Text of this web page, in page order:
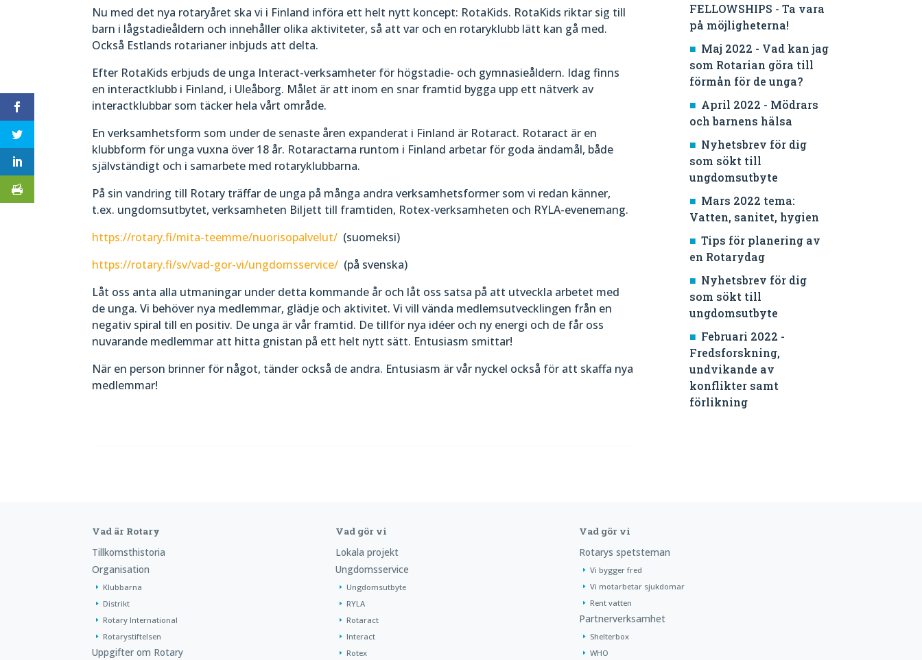
Nu med det nya rotaryåret ska vi i Finland införa ett helt nytt koncept: RotaKids. RotaKids riktar sig till
barn i lågstadieåldern och innehåller olika aktiviteter, så att var och en rotaryklubb lätt kan gå med.
Också Estlands rotarianer inbjuds att delta.
Efter RotaKids erbjuds de unga Interact-verksamheter för högstadie- och gymnasieåldern. Idag finns
en interactklubb i Finland, i Uleåborg. Målet är att inom en snar framtid bygga upp ett nätverk av
interactklubbar som täcker hela vårt område.
En verksamhetsform som under de senaste åren expanderat i Finland är Rotaract. Rotaract är en
klubbform för unga vuxna över 18 år. Rotaractarna runtom i Finland arbetar för goda ändamål, både
självständigt och i samarbete med rotaryklubbarna.
På sin vandring till Rotary träffar de unga på många andra verksamhetsformer som vi redan känner,
t.ex. ungdomsutbytet, verksamheten Biljett till framtiden, Rotex-verksamheten och RYLA-evenemang.
https://rotary.fi/mita-teemme/nuorisopalvelut/ (suomeksi)
https://rotary.fi/sv/vad-gor-vi/ungdomsservice/ (på svenska)
Låt oss anta alla utmaningar under detta kommande år och låt oss satsa på att utveckla arbetet med
de unga. Vi behöver nya medlemmar, glädje och aktivitet. Vi vill vända medlemsutvecklingen från en
negativ spiral till en positiv. De unga är vår framtid. De tillför nya idéer och ny energi och de får oss
nuvarande medlemmar att hitta gnistan på ett helt nytt sätt. Entusiasm smittar!
När en person brinner för något, tänder också de andra. Entusiasm är vår nyckel också för att skaffa nya
medlemmar!
FELLOWSHIPS - Ta vara
på möjligheterna!
Maj 2022 - Vad kan jag
som Rotarian göra till
förmån för de unga?
April 2022 - Mödrars
och barnens hälsa
Nyhetsbrev för dig
som sökt till
ungdomsutbyte
Mars 2022 tema:
Vatten, sanitet, hygien
Tips för planering av
en Rotarydag
Nyhetsbrev för dig
som sökt till
ungdomsutbyte
Februari 2022 -
Fredsforskning,
undvikande av
konflikter samt
förlikning
Vad är Rotary
Tillkomsthistoria
Organisation
Klubbarna
Distrikt
Rotary International
Rotarystiftelsen
Uppgifter om Rotary
Vad gör vi
Lokala projekt
Ungdomsservice
Ungdomsutbyte
RYLA
Rotaract
Interact
Rotex
Vad gör vi
Rotarys spetsteman
Vi bygger fred
Vi motarbetar sjukdomar
Rent vatten
Partnerverksamhet
Shelterbox
WHO